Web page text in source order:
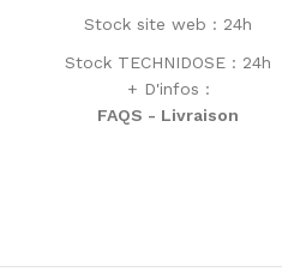
Stock site web : 24h
Stock TECHNIDOSE : 24h
+ D'infos :
FAQS - Livraison